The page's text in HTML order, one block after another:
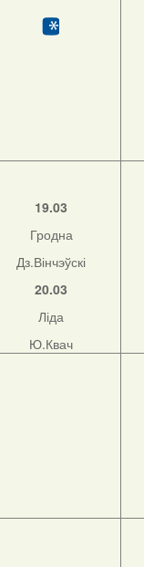
19.03
Гродна
Дз.Вінчэўскі
20.03
Ліда
Ю.Квач